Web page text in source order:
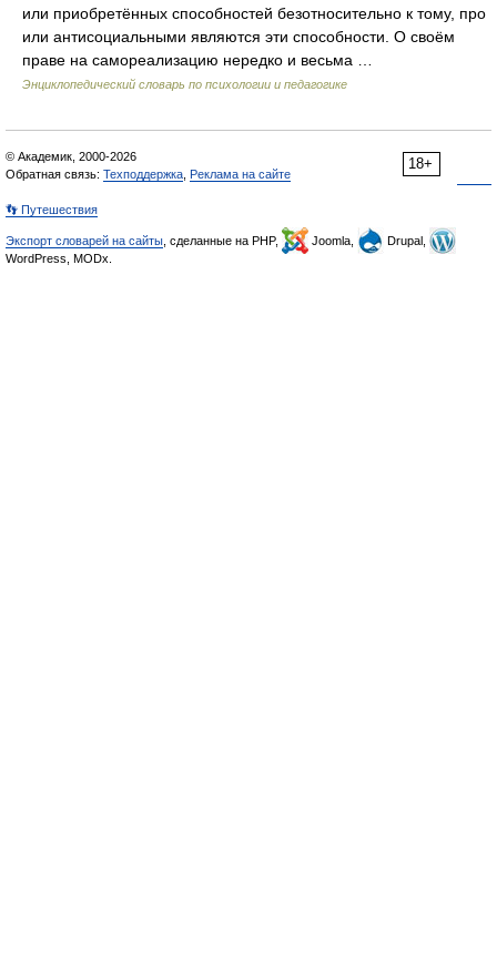
или приобретённых способностей безотносительно к тому, про
или антисоциальными являются эти способности. О своём
праве на самореализацию нередко и весьма …
Энциклопедический словарь по психологии и педагогике
18+
© Академик, 2000-2026
Обратная связь: Техподдержка Реклама на сайте
👣 Путешествия
Экспорт словарей на сайты , сделанные на PHP, Joomla,
Drupal,
WordPress, MODx.